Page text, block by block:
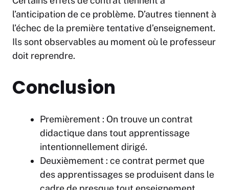
l’anticipation de ce problème. D’autres tiennent à
l’échec de la première tentative d’enseignement.
Ils sont observables au moment où le professeur
doit reprendre.
Conclusion
Premièrement : On trouve un contrat
didactique dans tout apprentissage
intentionnellement dirigé.
Deuxièmement : ce contrat permet que
des apprentissages se produisent dans le